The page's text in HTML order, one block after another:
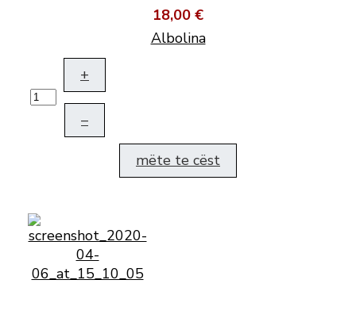
18,00 €
Albolina
+
–
mëte te cëst